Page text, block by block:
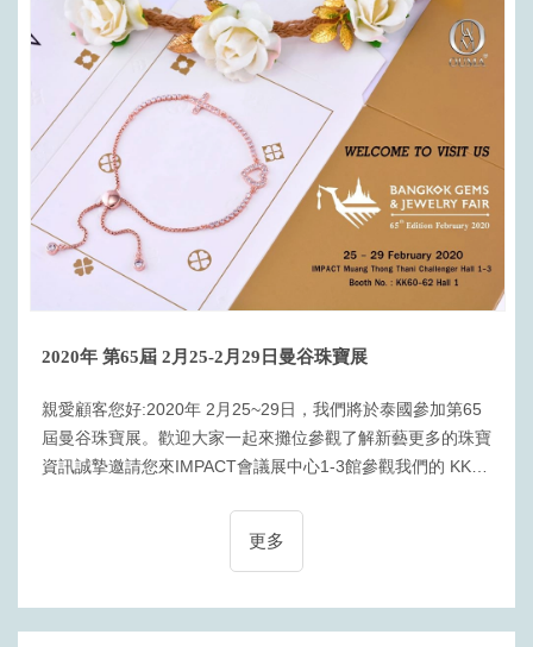
2020年 第65屆 2月25-2月29日曼谷珠寶展
親愛顧客您好:2020年 2月25~29日，我們將於泰國參加第65
屆曼谷珠寶展。歡迎大家一起來攤位參觀了解新藝更多的珠寶
資訊誠摯邀請您來IMPACT會議展中心1-3館參觀我們的 KK
更多